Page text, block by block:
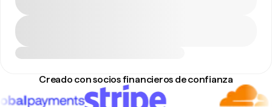
Creado con socios financieros de confianza